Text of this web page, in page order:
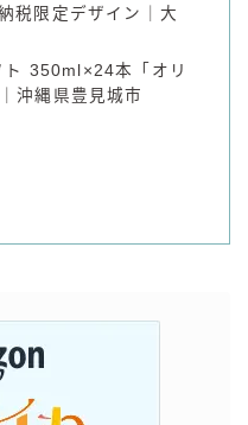
税限定デザイン｜大
350ml×24本「オリ
沖縄県豊見城市